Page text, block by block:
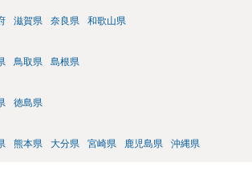
滋賀県 奈良県 和歌山県
鳥取県 島根県
徳島県
熊本県 大分県 宮崎県 鹿児島県 沖縄県